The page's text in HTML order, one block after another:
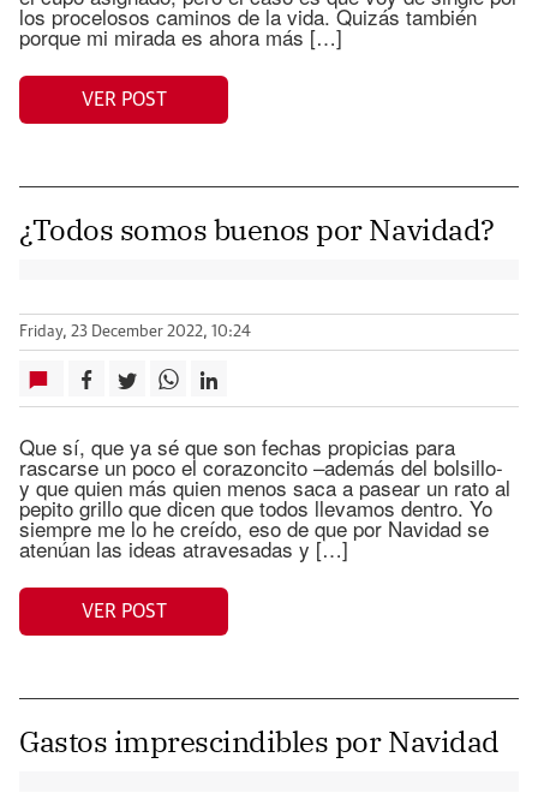
los procelosos caminos de la vida. Quizás también
porque mi mirada es ahora más […]
VER POST
¿Todos somos buenos por Navidad?
Friday, 23 December 2022, 10:24
Que sí, que ya sé que son fechas propicias para
rascarse un poco el corazoncito –además del bolsillo-
y que quien más quien menos saca a pasear un rato al
pepito grillo que dicen que todos llevamos dentro. Yo
siempre me lo he creído, eso de que por Navidad se
atenúan las ideas atravesadas y […]
VER POST
Gastos imprescindibles por Navidad